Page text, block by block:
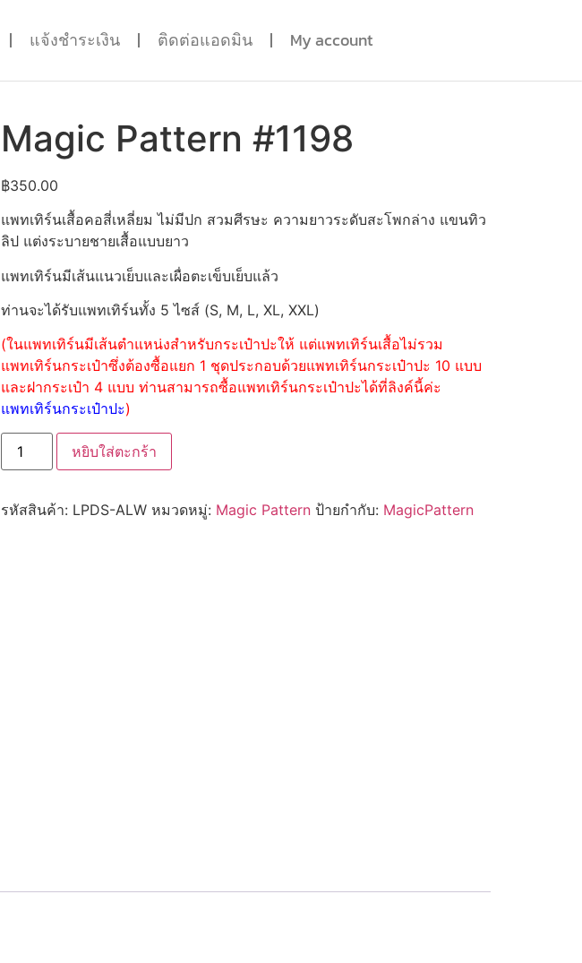
แจ้งชำระเงิน ติดต่อแอดมิน My account
Magic Pattern #1198
฿350.00
แพทเทิร์นเสื้อคอสี่เหลี่ยม ไม่มีปก สวมศีรษะ ความยาวระดับสะโพกล่าง แขนทิว
ลิป แต่งระบายชายเสื้อแบบยาว
แพทเทิร์นมีเส้นแนวเย็บและเผื่อตะเข็บเย็บแล้ว
ท่านจะได้รับแพทเทิร์นทั้ง 5 ไซส์ (S, M, L, XL, XXL)
(ในแพทเทิร์นมีเส้นตำแหน่งสำหรับกระเป๋าปะให้ แต่แพทเทิร์นเสื้อไม่รวม
แพทเทิร์นกระเป๋าซึ่งต้องซื้อแยก 1 ชุดประกอบด้วยแพทเทิร์นกระเป๋าปะ 10 แบบ
และฝากระเป๋า 4 แบบ ท่านสามารถซื้อแพทเทิร์นกระเป๋าปะได้ที่ลิงค์นี้ค่ะ
แพทเทิร์นกระเป๋าปะ)
หยิบใส่ตะกร้า
รหัสสินค้า: LPDS-ALW หมวดหมู่: Magic Pattern ป้ายกำกับ: MagicPattern